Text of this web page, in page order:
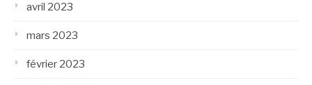
avril 2023
mars 2023
février 2023